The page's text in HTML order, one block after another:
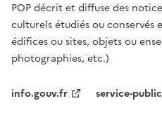
POP décrit et diffuse des
culturels étudiés ou conservés
édifices ou sites, objets ou
photographies, etc.)
info.gouv.fr
service-